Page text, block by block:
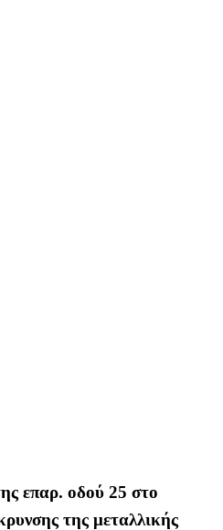
επαρ. οδού 25 στο
της μεταλλικής